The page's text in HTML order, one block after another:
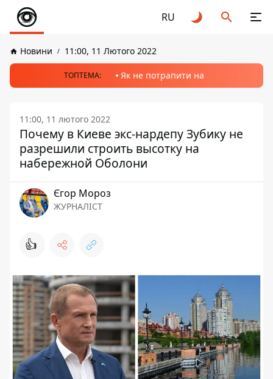
RU
Новини 11:00, 11 Лютого 2022
ТОПТЕМА: Як не потрапити на
11:00, 11 лютого 2022
Почему в Киеве экс-нардепу Зубику не
разрешили строить высотку на
набережной Оболони
Єгор Мороз
ЖУРНАЛІСТ
👍